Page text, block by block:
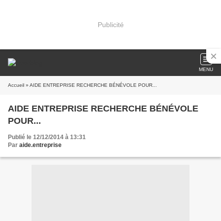
Publicité
MENU
Accueil » AIDE ENTREPRISE RECHERCHE BÉNÉVOLE POUR...
AIDE ENTREPRISE RECHERCHE BÉNÉVOLE
POUR...
Publié le 12/12/2014 à 13:31
Par aide.entreprise